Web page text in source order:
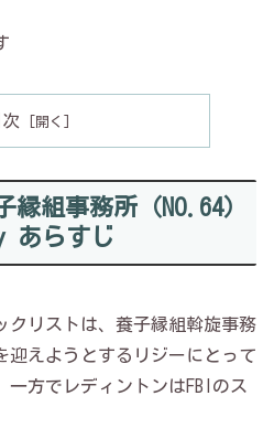
次
組事務所（NO.64）
あらすじ
クリストは、養子縁組斡旋事務
迎えようとするリジーにとって
一方でレディントンはFBIのス